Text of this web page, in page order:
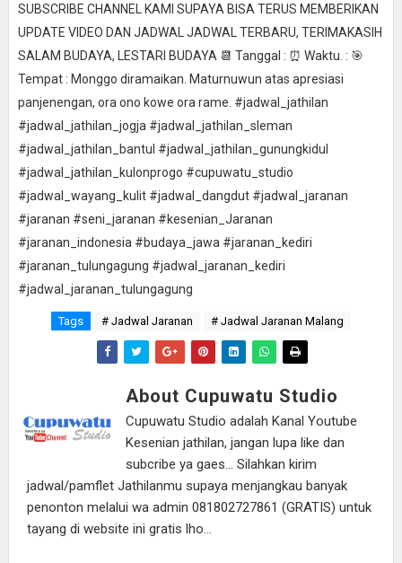
SUBSCRIBE CHANNEL KAMI SUPAYA BISA TERUS MEMBERIKAN
UPDATE VIDEO DAN JADWAL JADWAL TERBARU, TERIMAKASIH
SALAM BUDAYA, LESTARI BUDAYA 📆 Tanggal : ⏰ Waktu. : 🎯
Tempat : Monggo diramaikan. Maturnuwun atas apresiasi
panjenengan, ora ono kowe ora rame. #jadwal_jathilan
#jadwal_jathilan_jogja #jadwal_jathilan_sleman
#jadwal_jathilan_bantul #jadwal_jathilan_gunungkidul
#jadwal_jathilan_kulonprogo #cupuwatu_studio
#jadwal_wayang_kulit #jadwal_dangdut #jadwal_jaranan
#jaranan #seni_jaranan #kesenian_Jaranan
#jaranan_indonesia #budaya_jawa #jaranan_kediri
#jaranan_tulungagung #jadwal_jaranan_kediri
#jadwal_jaranan_tulungagung
Tags # Jadwal Jaranan # Jadwal Jaranan Malang
About Cupuwatu Studio
Cupuwatu Studio adalah Kanal Youtube
Kesenian jathilan, jangan lupa like dan
subcribe ya gaes... Silahkan kirim
jadwal/pamflet Jathilanmu supaya menjangkau banyak
penonton melalui wa admin 081802727861 (GRATIS) untuk
tayang di website ini gratis lho...